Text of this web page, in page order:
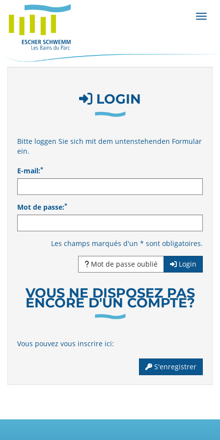
LOGIN
Bitte loggen Sie sich mit dem untenstehenden Formular
ein.
E-mail:*
Mot de passe:*
Les champs marqués d'un * sont obligatoires.
Mot de passe oublié Login
VOUS NE DISPOSEZ PAS
ENCORE D'UN COMPTE?
Vous pouvez vous inscrire ici:
S'enregistrer